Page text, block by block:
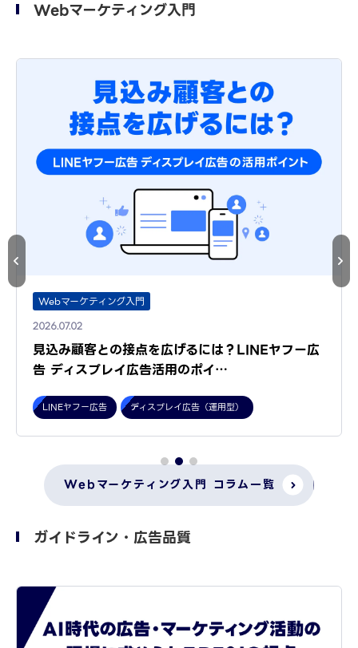
Webマーケティング入門
Webマーケティング入門
2026.07.02
見込み顧客との接点を広げるには？LINEヤフー広
告 ディスプレイ広告活用のポイ…
LINEヤフー広告 ディスプレイ広告（運用型）
Webマーケティング入門 コラム一覧
ガイドライン・広告品質